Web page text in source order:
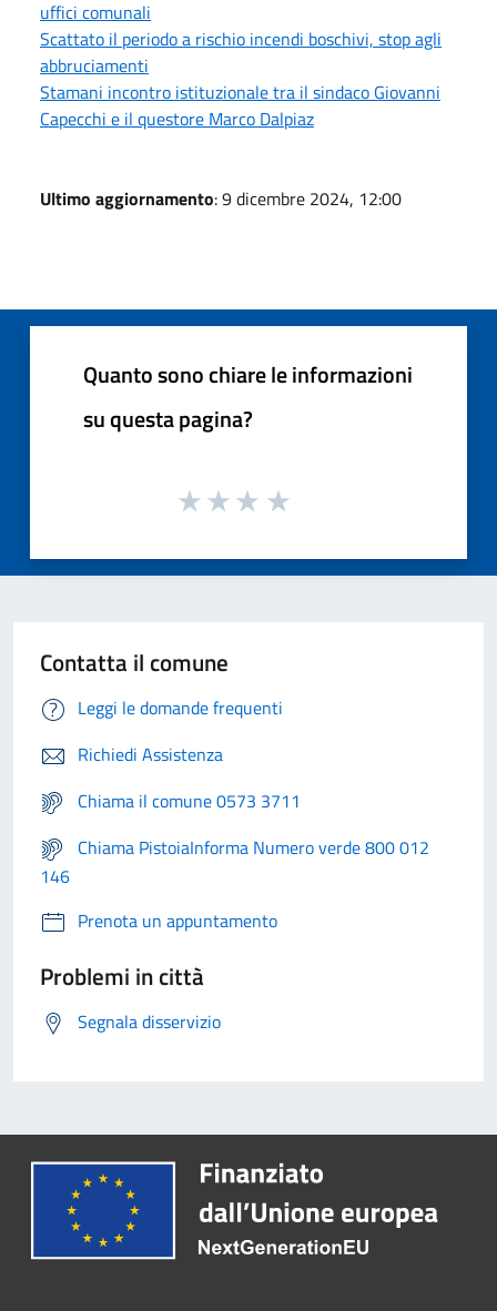
uffici comunali
Scattato il periodo a rischio incendi boschivi, stop agli
abbruciamenti
Stamani incontro istituzionale tra il sindaco Giovanni
Capecchi e il questore Marco Dalpiaz
Ultimo aggiornamento: 9 dicembre 2024, 12:00
Quanto sono chiare le informazioni
su questa pagina?
Contatta il comune
Leggi le domande frequenti
Richiedi Assistenza
Chiama il comune 0573 3711
Chiama PistoiaInforma Numero verde 800 012
146
Prenota un appuntamento
Problemi in città
Segnala disservizio